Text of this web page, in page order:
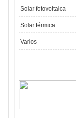
Solar fotovoltaica
Solar térmica
Varios